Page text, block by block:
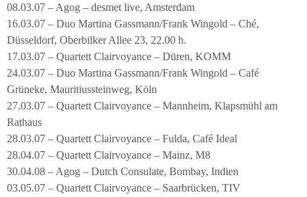
08.03.07 – Agog – desmet live, Amsterdam
16.03.07 – Duo Martina Gassmann/Frank Wingold – Ché,
Düsseldorf, Oberbilker Allee 23, 22.00 h.
17.03.07 – Quartett Clairvoyance – Düren, KOMM
24.03.07 – Duo Martina Gassmann/Frank Wingold – Café
Grüneke, Mauritiussteinweg, Köln
27.03.07 – Quartett Clairvoyance – Mannheim, Klapsmühl am
Rathaus
28.03.07 – Quartett Clairvoyance – Fulda, Café Ideal
28.04.07 – Quartett Clairvoyance – Mainz, M8
30.04.08 – Agog – Dutch Consulate, Bombay, Indien
03.05.07 – Quartett Clairvoyance – Saarbrücken, TIV